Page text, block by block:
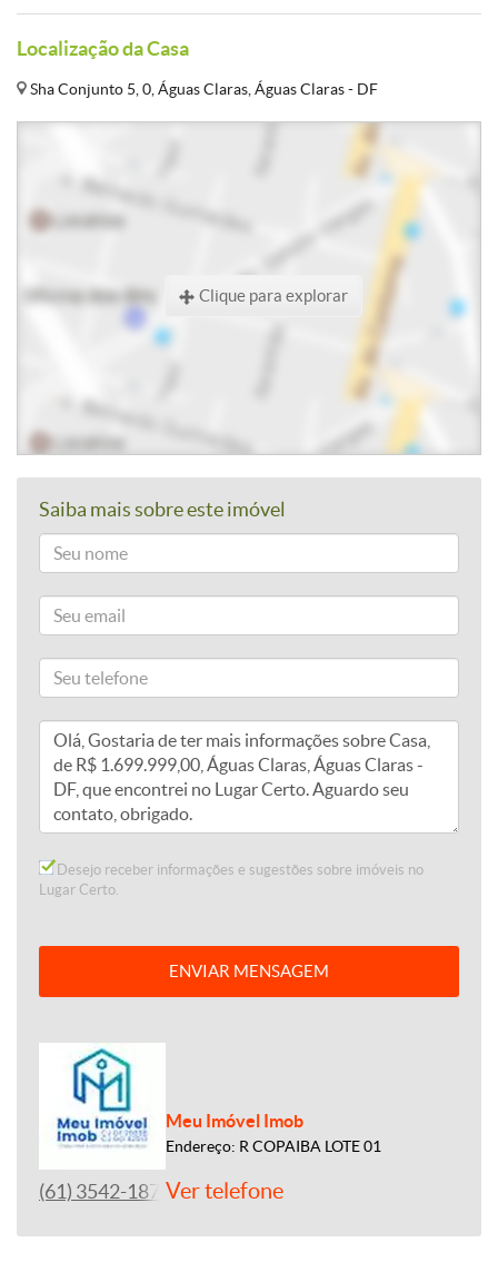
Localização da Casa
Sha Conjunto 5, 0, Águas Claras, Águas Claras - DF
Clique para explorar
Saiba mais sobre este imóvel
Desejo receber informações e sugestões sobre imóveis no
Lugar Certo.
ENVIAR MENSAGEM
Meu Imóvel Imob
Endereço: R COPAIBA LOTE 01
(61) 3542-1877Ver telefone